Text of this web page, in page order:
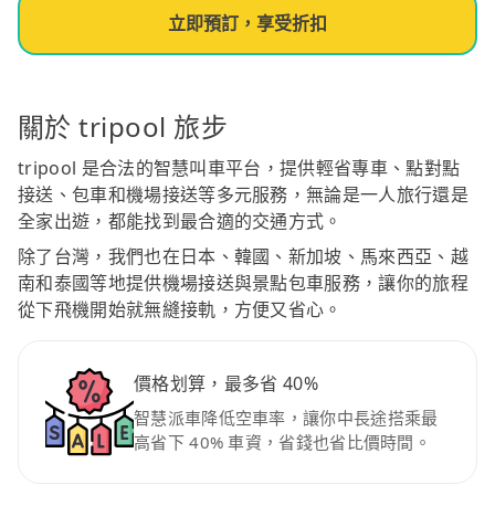
立即預訂，享受折扣
關於 tripool 旅步
tripool 是合法的智慧叫車平台，提供輕省專車、點對點
接送、包車和機場接送等多元服務，無論是一人旅行還是
全家出遊，都能找到最合適的交通方式。
除了台灣，我們也在日本、韓國、新加坡、馬來西亞、越
南和泰國等地提供機場接送與景點包車服務，讓你的旅程
從下飛機開始就無縫接軌，方便又省心。
價格划算，最多省 40%
智慧派車降低空車率，讓你中長途搭乘最
高省下 40% 車資，省錢也省比價時間。